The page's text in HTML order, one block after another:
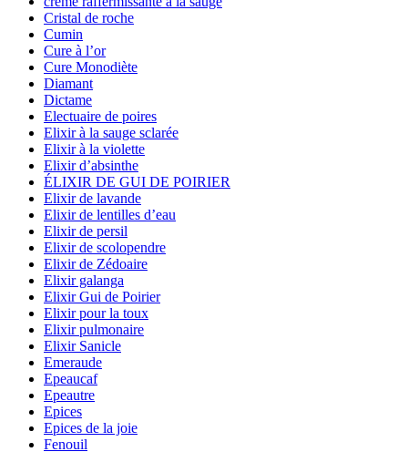
Cristal de roche
Cumin
Cure à l’or
Cure Monodiète
Diamant
Dictame
Electuaire de poires
Elixir à la sauge sclarée
Elixir à la violette
Elixir d’absinthe
ÉLIXIR DE GUI DE POIRIER
Elixir de lavande
Elixir de lentilles d’eau
Elixir de persil
Elixir de scolopendre
Elixir de Zédoaire
Elixir galanga
Elixir Gui de Poirier
Elixir pour la toux
Elixir pulmonaire
Elixir Sanicle
Emeraude
Epeaucaf
Epeautre
Epices
Epices de la joie
Fenouil